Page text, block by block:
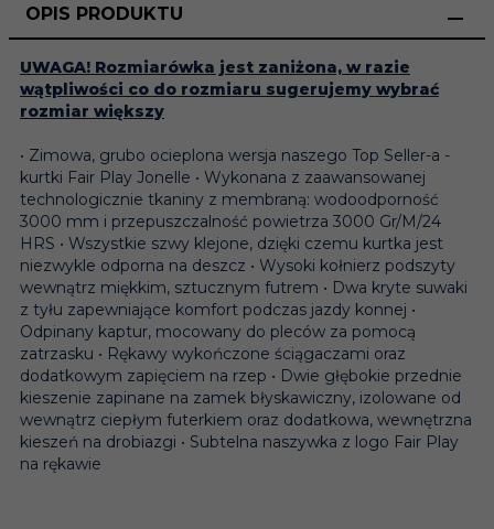
OPIS PRODUKTU
UWAGA! Rozmiarówka jest zaniżona, w razie
wątpliwości co do rozmiaru sugerujemy wybrać
rozmiar większy
• Zimowa, grubo ocieplona wersja naszego Top Seller-a -
kurtki Fair Play Jonelle • Wykonana z zaawansowanej
technologicznie tkaniny z membraną: wodoodporność
3000 mm i przepuszczalność powietrza 3000 Gr/M/24
HRS • Wszystkie szwy klejone, dzięki czemu kurtka jest
niezwykle odporna na deszcz • Wysoki kołnierz podszyty
wewnątrz miękkim, sztucznym futrem • Dwa kryte suwaki
z tyłu zapewniające komfort podczas jazdy konnej •
Odpinany kaptur, mocowany do pleców za pomocą
zatrzasku • Rękawy wykończone ściągaczami oraz
dodatkowym zapięciem na rzep • Dwie głębokie przednie
kieszenie zapinane na zamek błyskawiczny, izolowane od
wewnątrz ciepłym futerkiem oraz dodatkowa, wewnętrzna
kieszeń na drobiazgi • Subtelna naszywka z logo Fair Play
na rękawie